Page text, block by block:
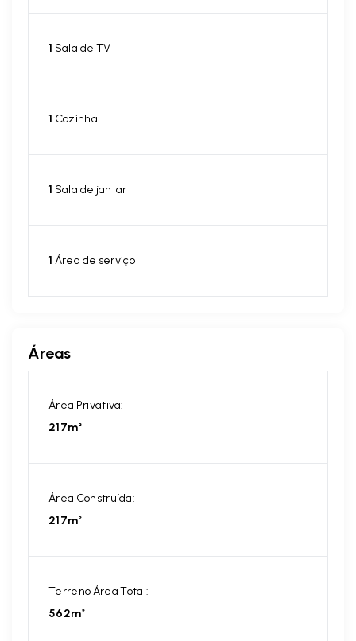
1 Sala de TV
1 Cozinha
1 Sala de jantar
1 Área de serviço
Áreas
Área Privativa:
217m²
Área Construída:
217m²
Terreno Área Total:
562m²